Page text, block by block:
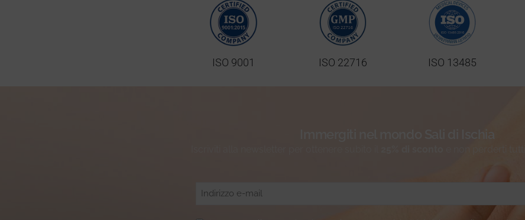
ISO 9001 ISO 22716 ISO 13485
Immergiti nel mondo Sali di Ischia
e non perderti
Email (Obbligatorio)